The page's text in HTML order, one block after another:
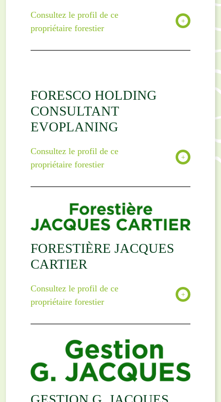
Consultez le profil de ce
propriétaire forestier
FORESCO HOLDING
CONSULTANT
EVOPLANING
Consultez le profil de ce
propriétaire forestier
FORESTIÈRE JACQUES
CARTIER
Consultez le profil de ce
propriétaire forestier